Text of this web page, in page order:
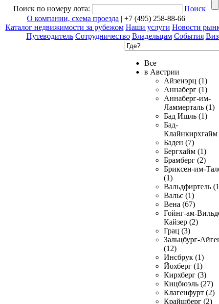
Поиск по номеру лота:
Поиск
О компании, схема проезда | +7 (495) 258-88-66
Каталог недвижимости за рубежом Наши услуги Новости
Путеводитель Сотрудничество Владельцам События
Все
в Австрии
Айзенэрц (1)
Аннаберг (1)
Аннаберг-им-
Ламмерталь (1)
Бад Ишль (1)
Бад-
Клайнкирхгайм
Баден (7)
Бергхайм (1)
Брамберг (2)
Бриксен-им-
(1)
Вальдфиртель
Вальс (1)
Вена (67)
Гойнг-ам-
Кайзер (2)
Грац (3)
Зальцбург-
(12)
Инсбрук (1)
Йохберг (1)
Кирхберг (3)
Кицбюэль (27)
Клагенфурт (2)
Крайшберг (2)